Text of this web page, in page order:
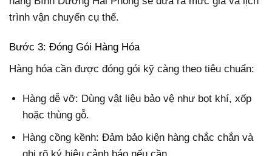
trình vận chuyển cụ thể.
Bước 3: Đóng Gói Hàng Hóa
Hàng hóa cần được đóng gói kỹ càng theo tiêu chuẩn:
Hàng dễ vỡ: Dùng vật liệu bảo vệ như bọt khí, xốp
hoặc thùng gỗ.
Hàng cồng kềnh: Đảm bảo kiện hàng chắc chắn và